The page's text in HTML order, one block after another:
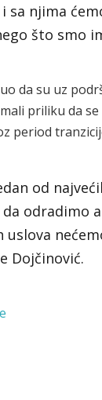
sa njima
što smo
da su uz
priliku da
period
od
odradimo
uslova
Dojčinović.